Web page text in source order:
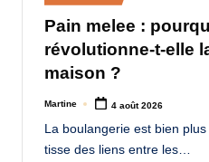
in
Pain melee :
révolutionne-t-elle
maison ?
Posted
Martine 4 août 2026
La boulangerie est bien
tisse des liens entre les…